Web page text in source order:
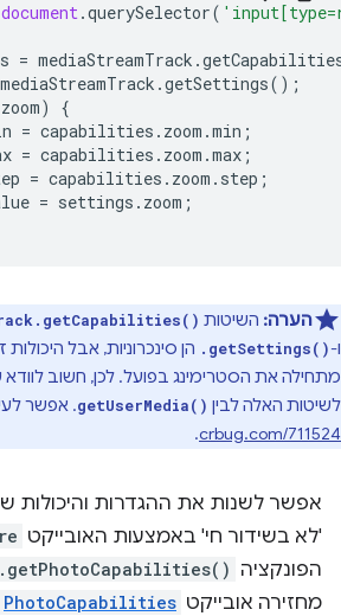
document.querySelector(
= mediaStreamTrack .
mediaStreamTrack .getSettings();
zoom)
{
= capabilities . zoom .min ;
= capabilities . zoom .max ;
= capabilities . zoom . step ;
= settings . zoom ;
הערה: השיטות
ו-.getSettings() הן סינכרוניות, אבל
מתחילה את הסטרימינג בפועל. לכן, חשוב לוודא
לשיטות האלה לבין getUserMedia(). אפשר
crbug.com/711524
.
אפשר לשנות את ההגדרות
'לא בשידור חי' באמצעות האובייקט
הפונקציה
מחזירה אובייקט PhotoCapabilities